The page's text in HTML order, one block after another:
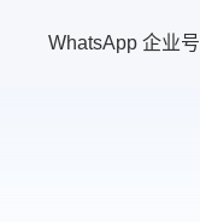
WhatsApp 企业号